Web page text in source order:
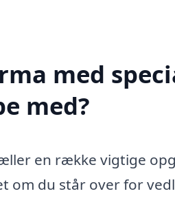
med
med?
en række vigtige
om du står over for